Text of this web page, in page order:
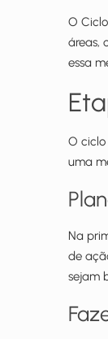
O
áreas,
essa
O
uma
Na
de
sejam